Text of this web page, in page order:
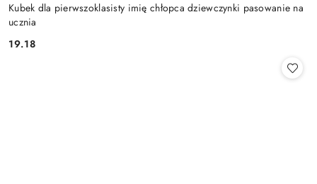
Kubek dla pierwszoklasisty imię chłopca dziewczynki pasowanie na
ucznia
Cena:
19.18